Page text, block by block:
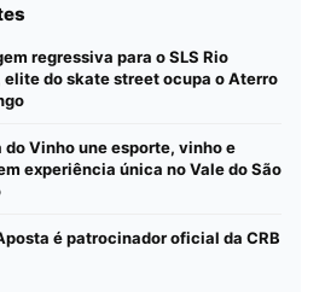
regressiva para o SLS Rio
elite do skate street ocupa o Aterro
do Vinho une esporte, vinho e
experiência única no Vale do São
é patrocinador oficial da CRB